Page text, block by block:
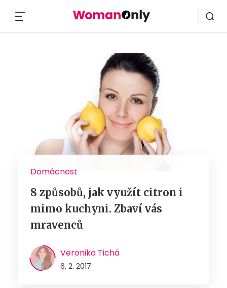
Domácnost
8 způsobů, jak využít citron i
mimo kuchyni. Zbaví vás
mravenců
Veronika Tichá
6. 2. 2017